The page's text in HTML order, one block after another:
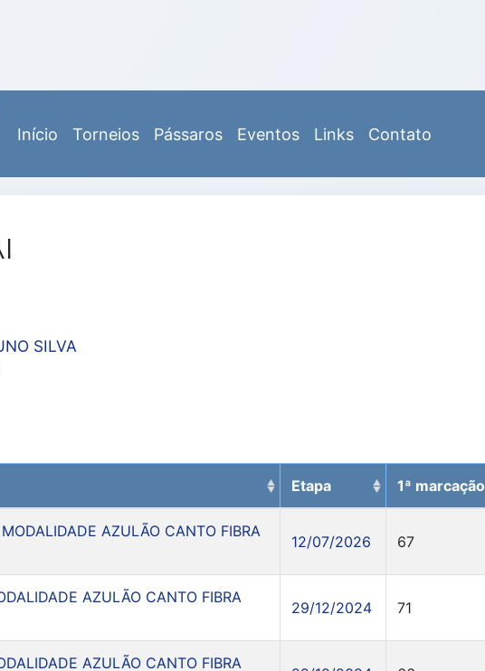
Início Torneios Pássaros Eventos Links Contato
SILVA
Etapa 1ª marcação
AZULÃO CANTO FIBRA
12/07/2026 67
AZULÃO CANTO FIBRA
29/12/2024 71
AZULÃO CANTO FIBRA